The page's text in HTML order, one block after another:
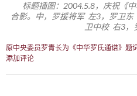
标题插图：2004.5.8，庆祝《
合影。中，罗援将军 左3，罗卫
卫中校 右3
原中央委员罗青长为《中华罗氏通谱》题
添加评论